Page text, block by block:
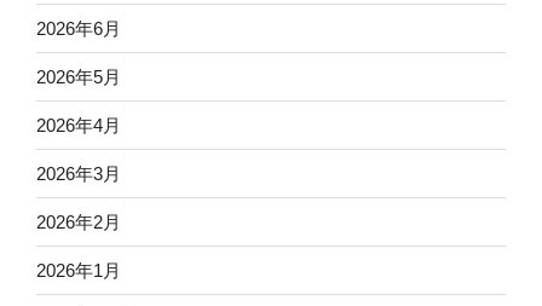
2026年6月
2026年5月
2026年4月
2026年3月
2026年2月
2026年1月